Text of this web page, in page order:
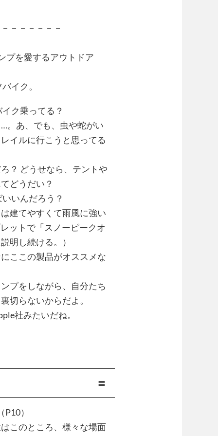
－－－－－－
プを愛するアウトドア
イク。
ク乗ってる？
。あ、でも、虫や蛇がい
イルに行こうと思ってる
？ どうせなら、テントや
どうだい？
いんだろう？
建てやすくて雨風に強い
ットで「スノーピークオ
明し続ける。）
ここの製品がオススメな
プをしながら、自分たち
切らないからだよ。
社みたいだね。
容抽出です 〓
）
このところ、様々な場面